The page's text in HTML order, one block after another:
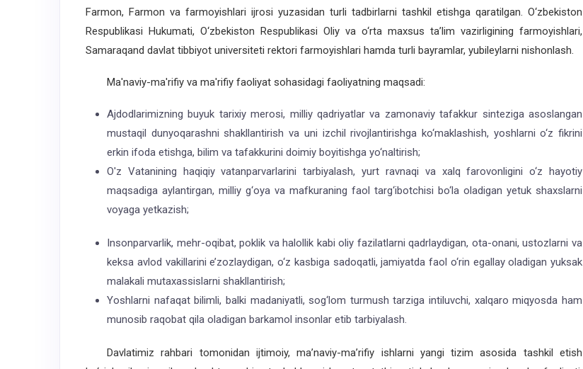
Farmon, Farmon va farmoyishlari ijrosi yuzasidan turli tadbirlarni tashkil etishga qaratilgan. O‘zbekiston
Respublikasi Hukumati, O‘zbekiston Respublikasi Oliy va o‘rta maxsus ta’lim vazirligining farmoyishlari,
Samaraqand davlat tibbiyot universiteti rektori farmoyishlari hamda turli bayramlar, yubileylarni nishonlash.
Ma'naviy-ma'rifiy va ma'rifiy faoliyat sohasidagi faoliyatning maqsadi:
Ajdodlarimizning buyuk tarixiy merosi, milliy qadriyatlar va zamonaviy tafakkur sinteziga asoslangan
mustaqil dunyoqarashni shakllantirish va uni izchil rivojlantirishga ko‘maklashish, yoshlarni o‘z fikrini
erkin ifoda etishga, bilim va tafakkurini doimiy boyitishga yo‘naltirish;
O'z Vatanining haqiqiy vatanparvarlarini tarbiyalash, yurt ravnaqi va xalq farovonligini o‘z hayotiy
maqsadiga aylantirgan, milliy g‘oya va mafkuraning faol targ‘ibotchisi bo‘la oladigan yetuk shaxslarni
voyaga yetkazish;
Insonparvarlik, mehr-oqibat, poklik va halollik kabi oliy fazilatlarni qadrlaydigan, ota-onani, ustozlarni va
keksa avlod vakillarini e’zozlaydigan, o‘z kasbiga sadoqatli, jamiyatda faol o‘rin egallay oladigan yuksak
malakali mutaxassislarni shakllantirish;
Yoshlarni nafaqat bilimli, balki madaniyatli, sog‘lom turmush tarziga intiluvchi, xalqaro miqyosda ham
munosib raqobat qila oladigan barkamol insonlar etib tarbiyalash.
Davlatimiz rahbari tomonidan ijtimoiy, ma’naviy-ma’rifiy ishlarni yangi tizim asosida tashkil etish